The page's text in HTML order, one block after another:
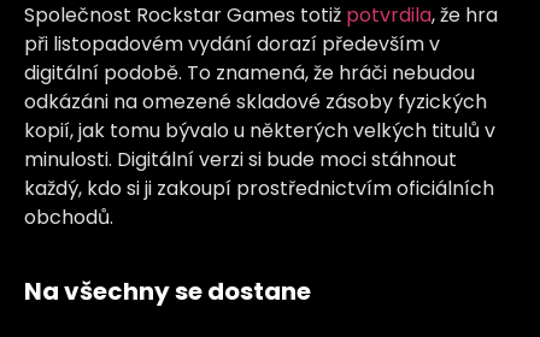
Společnost Rockstar Games totiž potvrdila, že hra
při listopadovém vydání dorazí především v
digitální podobě. To znamená, že hráči nebudou
odkázáni na omezené skladové zásoby fyzických
kopií, jak tomu bývalo u některých velkých titulů v
minulosti. Digitální verzi si bude moci stáhnout
každý, kdo si ji zakoupí prostřednictvím oficiálních
obchodů.
Na všechny se dostane